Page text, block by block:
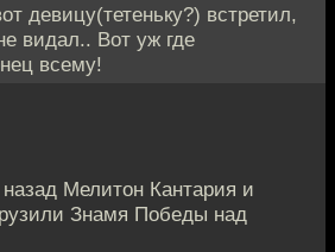
девицу(тетеньку?) встретил,
видал.. Вот уж где
всему!
Мелитон Кантария и
Знамя Победы над